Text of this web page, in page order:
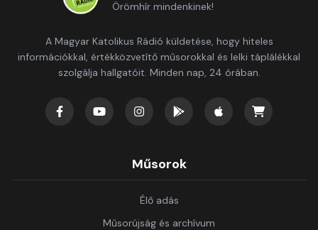
Örömhír mindenkinek!
A Magyar Katolikus Rádió küldetése, hogy hiteles
információkkal, értékközvetítő műsorokkal és lelki táplálékkal
szolgálja hallgatóit. Minden nap, 24 órában.
Műsorok
Élő adás
Műsorújság és archívum